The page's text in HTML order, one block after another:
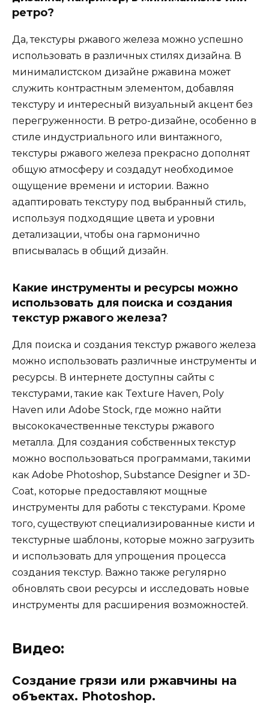
ретро?
Да, текстуры ржавого железа можно успешно
использовать в различных стилях дизайна. В
минималистском дизайне ржавина может
служить контрастным элементом, добавляя
текстуру и интересный визуальный акцент без
перегруженности. В ретро-дизайне, особенно в
стиле индустриального или винтажного,
текстуры ржавого железа прекрасно дополнят
общую атмосферу и создадут необходимое
ощущение времени и истории. Важно
адаптировать текстуру под выбранный стиль,
используя подходящие цвета и уровни
детализации, чтобы она гармонично
вписывалась в общий дизайн.
Какие инструменты и ресурсы можно
использовать для поиска и создания
текстур ржавого железа?
Для поиска и создания текстур ржавого железа
можно использовать различные инструменты и
ресурсы. В интернете доступны сайты с
текстурами, такие как Texture Haven, Poly
Haven или Adobe Stock, где можно найти
высококачественные текстуры ржавого
металла. Для создания собственных текстур
можно воспользоваться программами, такими
как Adobe Photoshop, Substance Designer и 3D-
Coat, которые предоставляют мощные
инструменты для работы с текстурами. Кроме
того, существуют специализированные кисти и
текстурные шаблоны, которые можно загрузить
и использовать для упрощения процесса
создания текстур. Важно также регулярно
обновлять свои ресурсы и исследовать новые
инструменты для расширения возможностей.
Видео:
Создание грязи или ржавчины на
объектах. Photoshop.